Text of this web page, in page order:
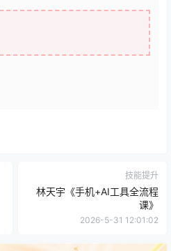
技能提升
林天宇《手机+AI工具全流程
课》
2026-5-31 12:01:02